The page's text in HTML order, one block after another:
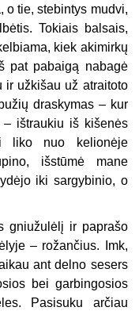
o tie, stebintys mudvi,
Tokiais balsais,
kiek akimirkų
pat pabaigą nabagė
ir užkišau už atraitoto
draskymas – kur
– ištraukiu iš kišenės
liko nuo kelionėje
išstūmė mane
iki sargybinio, o
gniužulėlį ir paprašo
– rožančius. Imk,
ant delno sesers
bei garbingosios
Pasisuku arčiau